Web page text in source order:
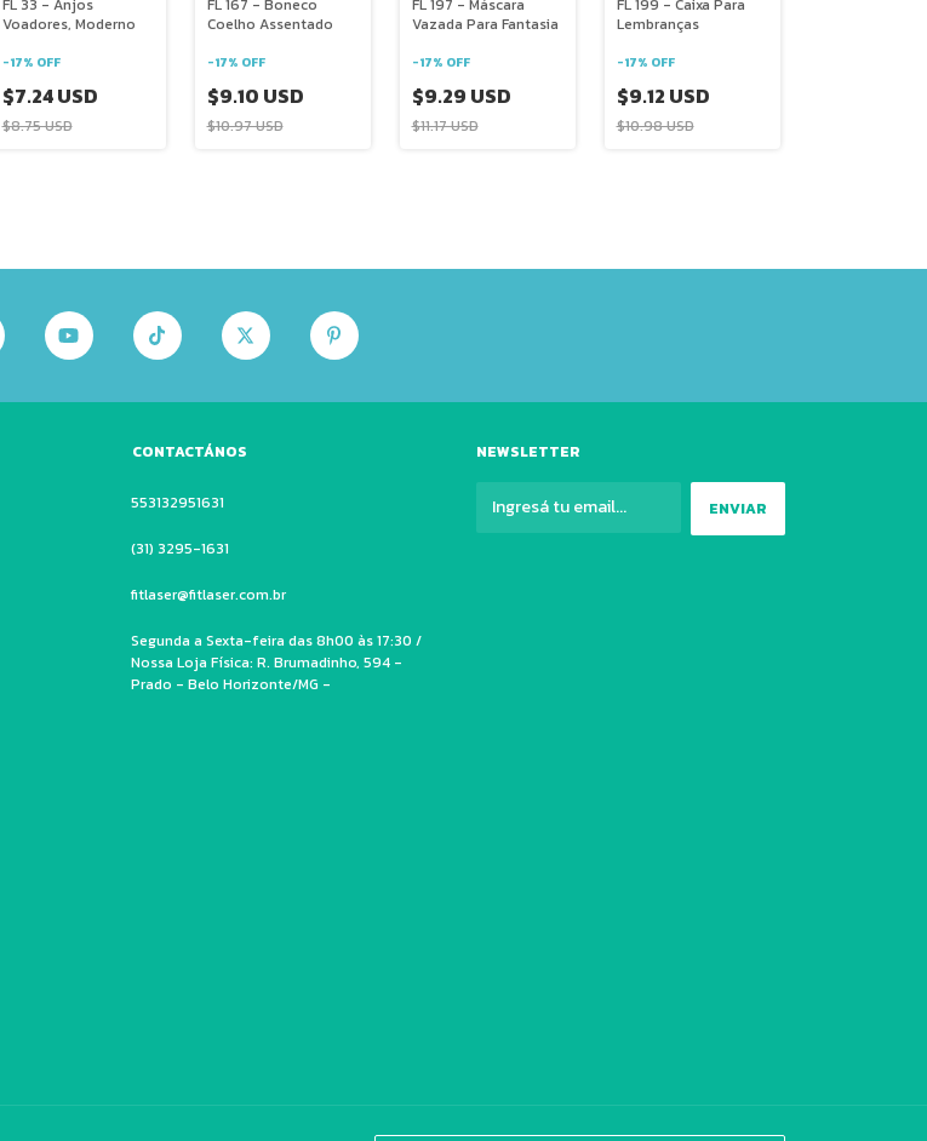
Voadores, Moderno
-17% OFF
$7.24 USD
$8.75 USD
Coelho Assentado
-17% OFF
$9.10 USD
$10.97 USD
Vazada Para Fantasia
-17% OFF
$9.29 USD
$11.17 USD
Lembranças
-17% OFF
$9.12 USD
$10.98 USD
CONTACTÁNOS
553132951631
(31) 3295-1631
fitlaser@fitlaser.com.br
Segunda a Sexta-feira das 8h00 às 17:30 /
Nossa Loja Física: R. Brumadinho, 594 -
Prado - Belo Horizonte/MG -
NEWSLETTER